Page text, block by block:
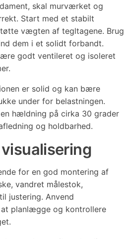
skal murværket og
Start med et stabilt
vægten af tegltagene. Brug
dem i et solidt forbandt.
godt ventileret og isoleret
er solid og kan bære
under for belastningen.
hældning på cirka 30 grader
og holdbarhed.
for en god montering af
vandret målestok,
justering. Anvend
planlægge og kontrollere